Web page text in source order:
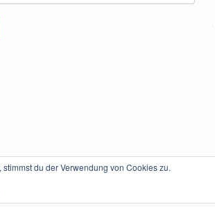
du der Verwendung von Cookies zu.